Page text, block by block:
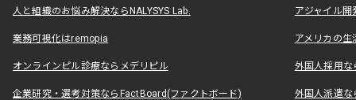
人と組織のお悩み解決ならNALYSYS Lab. アジャイル
業務可視化はremopia アメリカの
オンラインピル診療ならメデリピル 外国人採用
企業研究・選考対策ならFactBoard(ファクトボード) 外国人派遣な